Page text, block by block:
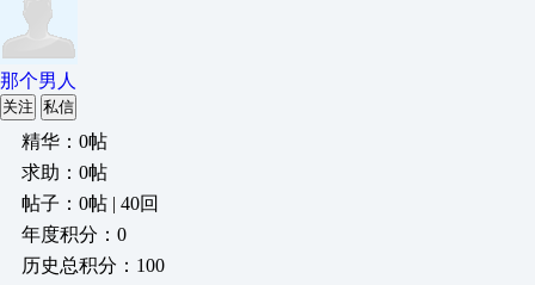
那个男人
关注 私信
精华：0帖
求助：0帖
帖子：0帖 | 40回
年度积分：0
历史总积分：100